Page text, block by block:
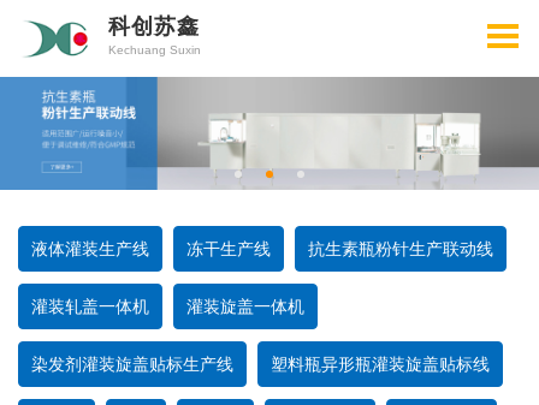
科创苏鑫
Kechuang Suxin
液体灌装生产线 冻干生产线 抗生素瓶粉针生产联动线
灌装轧盖一体机 灌装旋盖一体机
染发剂灌装旋盖贴标生产线 塑料瓶异形瓶灌装旋盖贴标线